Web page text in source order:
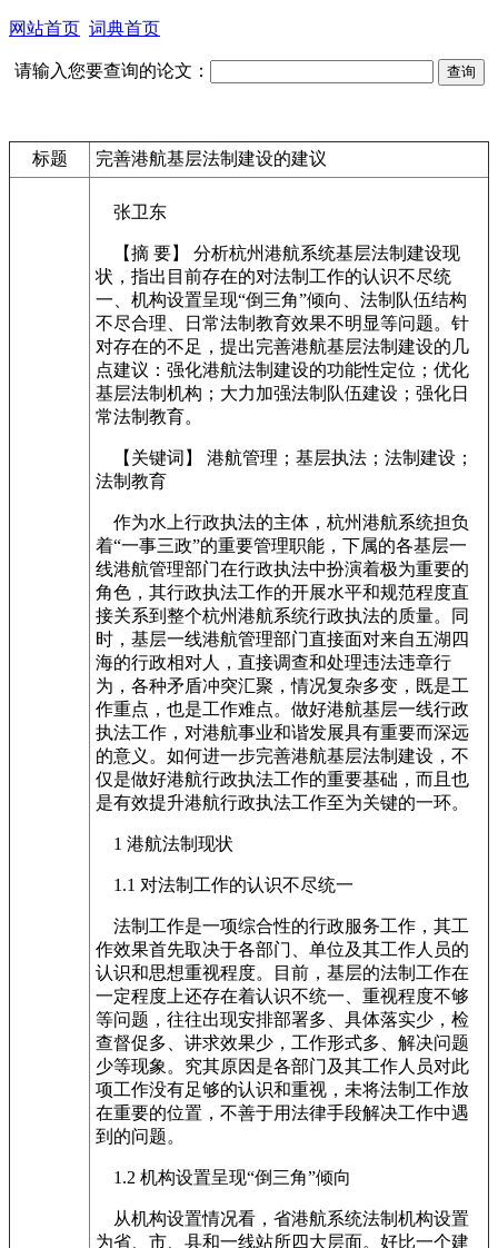
网站首页 词典首页
请输入您要查询的论文：
标题 完善港航基层法制建设的建议
张卫东
【摘 要】 分析杭州港航系统基层法制建设现
状，指出目前存在的对法制工作的认识不尽统
一、机构设置呈现“倒三角”倾向、法制队伍结构
不尽合理、日常法制教育效果不明显等问题。针
对存在的不足，提出完善港航基层法制建设的几
点建议：强化港航法制建设的功能性定位；优化
基层法制机构；大力加强法制队伍建设；强化日
常法制教育。
【关键词】 港航管理；基层执法；法制建设；
法制教育
作为水上行政执法的主体，杭州港航系统担负
着“一事三政”的重要管理职能，下属的各基层一
线港航管理部门在行政执法中扮演着极为重要的
角色，其行政执法工作的开展水平和规范程度直
接关系到整个杭州港航系统行政执法的质量。同
时，基层一线港航管理部门直接面对来自五湖四
海的行政相对人，直接调查和处理违法违章行
为，各种矛盾冲突汇聚，情况复杂多变，既是工
作重点，也是工作难点。做好港航基层一线行政
执法工作，对港航事业和谐发展具有重要而深远
的意义。如何进一步完善港航基层法制建设，不
仅是做好港航行政执法工作的重要基础，而且也
是有效提升港航行政执法工作至为关键的一环。
1 港航法制现状
1.1 对法制工作的认识不尽统一
法制工作是一项综合性的行政服务工作，其工
作效果首先取决于各部门、单位及其工作人员的
认识和思想重视程度。目前，基层的法制工作在
一定程度上还存在着认识不统一、重视程度不够
等问题，往往出现安排部署多、具体落实少，检
查督促多、讲求效果少，工作形式多、解决问题
少等现象。究其原因是各部门及其工作人员对此
项工作没有足够的认识和重视，未将法制工作放
在重要的位置，不善于用法律手段解决工作中遇
到的问题。
1.2 机构设置呈现“倒三角”倾向
从机构设置情况看，省港航系统法制机构设置
为省、市、县和一线站所四大层面。好比一个建